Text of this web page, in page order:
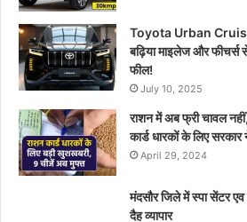
Toyota Urban
बढ़िया माइलेज और फीचर्स
फील!
July 10, 2025
राशन में अब फ्री चावल
कार्ड धारकों के लिए सरकार
April 29, 2024
मंदसौर जिले में स्पा सेंटर एव
दैह व्यापार